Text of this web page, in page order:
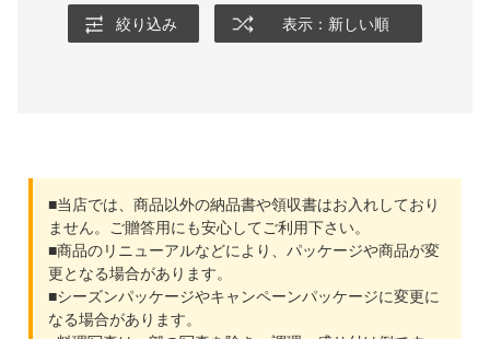
■当店では、商品以外の納品書や領収書はお入れしており
ません。ご贈答用にも安心してご利用下さい。
■商品のリニューアルなどにより、パッケージや商品が変
更となる場合があります。
■シーズンパッケージやキャンペーンパッケージに変更に
なる場合があります。
絞り込み 表示：新しい順